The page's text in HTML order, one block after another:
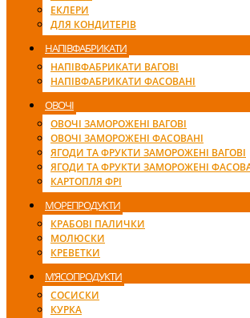
ЕКЛЕРИ
ДЛЯ КОНДИТЕРІВ
НАПІВФАБРИКАТИ
НАПІВФАБРИКАТИ ВАГОВІ
НАПІВФАБРИКАТИ ФАСОВАНІ
ОВОЧІ
ОВОЧІ ЗАМОРОЖЕНІ ВАГОВІ
ОВОЧІ ЗАМОРОЖЕНІ ФАСОВАНІ
ЯГОДИ ТА ФРУКТИ ЗАМОРОЖЕНІ ВАГОВІ
ЯГОДИ ТА ФРУКТИ ЗАМОРОЖЕНІ
КАРТОПЛЯ ФРІ
МОРЕПРОДУКТИ
КРАБОВІ ПАЛИЧКИ
МОЛЮСКИ
КРЕВЕТКИ
М’ЯСОПРОДУКТИ
СОСИСКИ
КУРКА